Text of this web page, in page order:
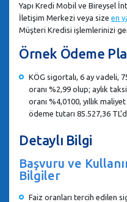
Yapı Kredi Mobil ve Bireysel
İletişim Merkezi veya size en
Müşteri Kredisi işlemlerinizi
Örnek Ödeme
KÖG sigortalı, 6 ay vadeli,
oranı %2,99 olup; aylık
oranı %4,0100, yıllık
ödeme tutarı 85.527,36
Detaylı Bilgi
Başvuru ve
Bilgiler
Faiz oranları tercih edilen